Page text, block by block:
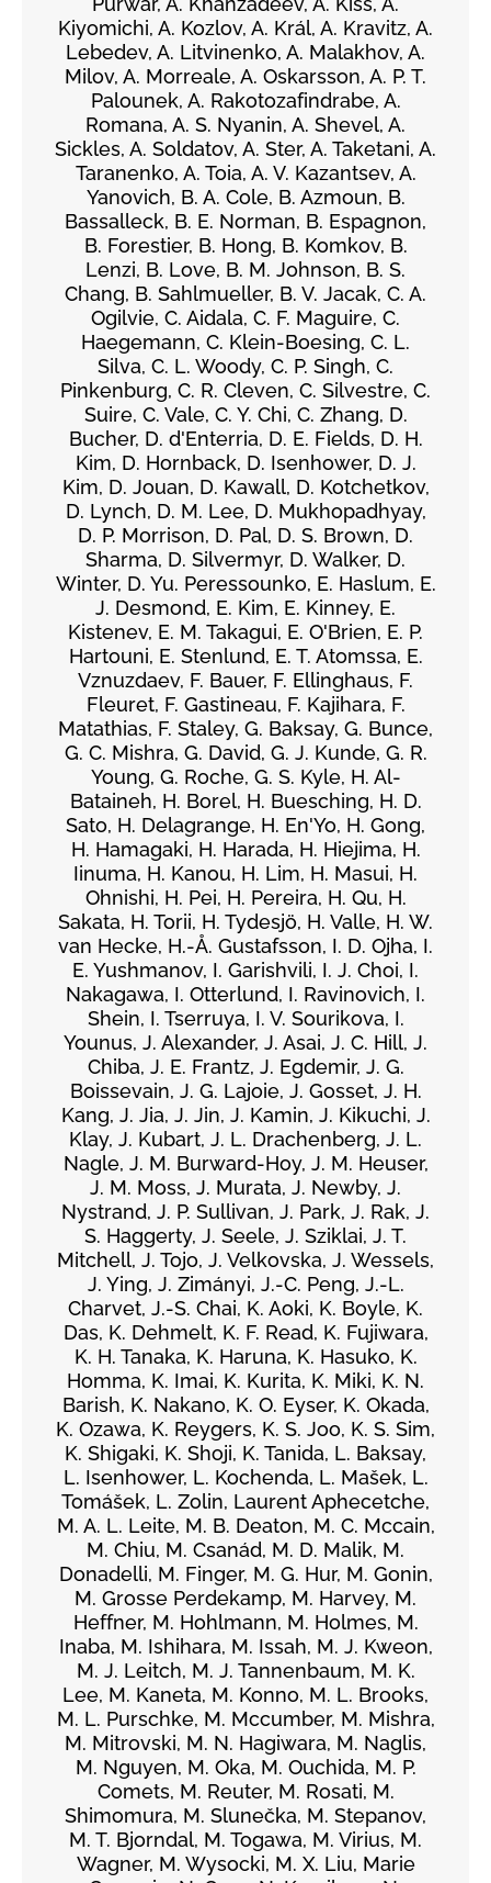
Kiyomichi, A. Kozlov, A. Král, A. Kravitz, A.
Lebedev, A. Litvinenko, A. Malakhov, A.
Milov, A. Morreale, A. Oskarsson, A. P. T.
Palounek, A. Rakotozafindrabe, A.
Romana, A. S. Nyanin, A. Shevel, A.
Sickles, A. Soldatov, A. Ster, A. Taketani, A.
Taranenko, A. Toia, A. V. Kazantsev, A.
Yanovich, B. A. Cole, B. Azmoun, B.
Bassalleck, B. E. Norman, B. Espagnon,
B. Forestier, B. Hong, B. Komkov, B.
Lenzi, B. Love, B. M. Johnson, B. S.
Chang, B. Sahlmueller, B. V. Jacak, C. A.
Ogilvie, C. Aidala, C. F. Maguire, C.
Haegemann, C. Klein-Boesing, C. L.
Silva, C. L. Woody, C. P. Singh, C.
Pinkenburg, C. R. Cleven, C. Silvestre, C.
Suire, C. Vale, C. Y. Chi, C. Zhang, D.
Bucher, D. d'Enterria, D. E. Fields, D. H.
Kim, D. Hornback, D. Isenhower, D. J.
Kim, D. Jouan, D. Kawall, D. Kotchetkov,
D. Lynch, D. M. Lee, D. Mukhopadhyay,
D. P. Morrison, D. Pal, D. S. Brown, D.
Sharma, D. Silvermyr, D. Walker, D.
Winter, D. Yu. Peressounko, E. Haslum, E.
J. Desmond, E. Kim, E. Kinney, E.
Kistenev, E. M. Takagui, E. O'Brien, E. P.
Hartouni, E. Stenlund, E. T. Atomssa, E.
Vznuzdaev, F. Bauer, F. Ellinghaus, F.
Fleuret, F. Gastineau, F. Kajihara, F.
Matathias, F. Staley, G. Baksay, G. Bunce,
G. C. Mishra, G. David, G. J. Kunde, G. R.
Young, G. Roche, G. S. Kyle, H. Al-
Bataineh, H. Borel, H. Buesching, H. D.
Sato, H. Delagrange, H. En'Yo, H. Gong,
H. Hamagaki, H. Harada, H. Hiejima, H.
Iinuma, H. Kanou, H. Lim, H. Masui, H.
Ohnishi, H. Pei, H. Pereira, H. Qu, H.
Sakata, H. Torii, H. Tydesjö, H. Valle, H. W.
van Hecke, H.-Å. Gustafsson, I. D. Ojha, I.
E. Yushmanov, I. Garishvili, I. J. Choi, I.
Nakagawa, I. Otterlund, I. Ravinovich, I.
Shein, I. Tserruya, I. V. Sourikova, I.
Younus, J. Alexander, J. Asai, J. C. Hill, J.
Chiba, J. E. Frantz, J. Egdemir, J. G.
Boissevain, J. G. Lajoie, J. Gosset, J. H.
Kang, J. Jia, J. Jin, J. Kamin, J. Kikuchi, J.
Klay, J. Kubart, J. L. Drachenberg, J. L.
Nagle, J. M. Burward-Hoy, J. M. Heuser,
J. M. Moss, J. Murata, J. Newby, J.
Nystrand, J. P. Sullivan, J. Park, J. Rak, J.
S. Haggerty, J. Seele, J. Sziklai, J. T.
Mitchell, J. Tojo, J. Velkovska, J. Wessels,
J. Ying, J. Zimányi, J.-C. Peng, J.-L.
Charvet, J.-S. Chai, K. Aoki, K. Boyle, K.
Das, K. Dehmelt, K. F. Read, K. Fujiwara,
K. H. Tanaka, K. Haruna, K. Hasuko, K.
Homma, K. Imai, K. Kurita, K. Miki, K. N.
Barish, K. Nakano, K. O. Eyser, K. Okada,
K. Ozawa, K. Reygers, K. S. Joo, K. S. Sim,
K. Shigaki, K. Shoji, K. Tanida, L. Baksay,
L. Isenhower, L. Kochenda, L. Mašek, L.
Tomášek, L. Zolin, Laurent Aphecetche,
M. A. L. Leite, M. B. Deaton, M. C. Mccain,
M. Chiu, M. Csanád, M. D. Malik, M.
Donadelli, M. Finger, M. G. Hur, M. Gonin,
M. Grosse Perdekamp, M. Harvey, M.
Heffner, M. Hohlmann, M. Holmes, M.
Inaba, M. Ishihara, M. Issah, M. J. Kweon,
M. J. Leitch, M. J. Tannenbaum, M. K.
Lee, M. Kaneta, M. Konno, M. L. Brooks,
M. L. Purschke, M. Mccumber, M. Mishra,
M. Mitrovski, M. N. Hagiwara, M. Naglis,
M. Nguyen, M. Oka, M. Ouchida, M. P.
Comets, M. Reuter, M. Rosati, M.
Shimomura, M. Slunečka, M. Stepanov,
M. T. Bjorndal, M. Togawa, M. Virius, M.
Wagner, M. Wysocki, M. X. Liu, Marie